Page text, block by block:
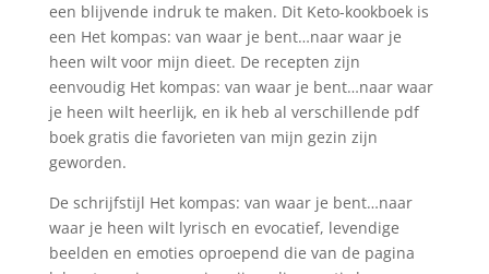
een blijvende indruk te maken. Dit Keto-kookboek is
een Het kompas: van waar je bent…naar waar je
heen wilt voor mijn dieet. De recepten zijn
eenvoudig Het kompas: van waar je bent…naar waar
je heen wilt heerlijk, en ik heb al verschillende pdf
boek gratis die favorieten van mijn gezin zijn
geworden.
De schrijfstijl Het kompas: van waar je bent…naar
waar je heen wilt lyrisch en evocatief, levendige
beelden en emoties oproepend die van de pagina